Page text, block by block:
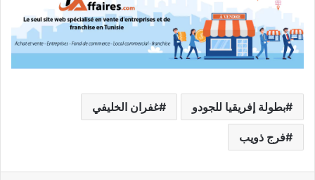
بطولة إفريقيا للجودو غفران الخليفي
فرج ذويب